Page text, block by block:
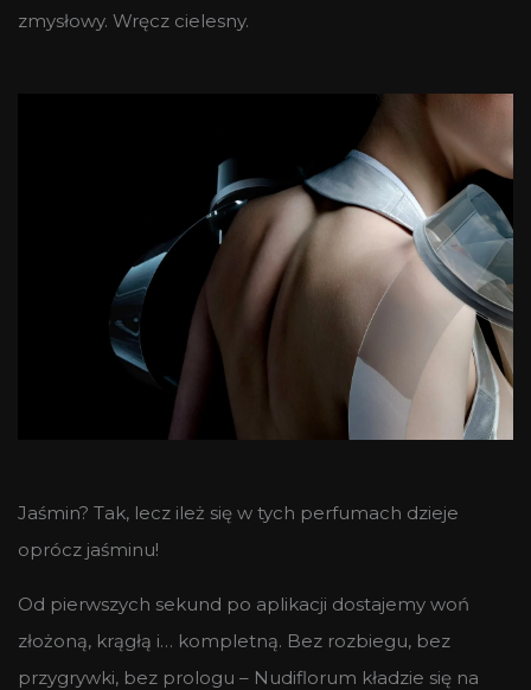
zmysłowy. Wręcz cielesny.
Jaśmin? Tak, lecz ileż się w tych perfumach dzieje
oprócz jaśminu!
Od pierwszych sekund po aplikacji dostajemy woń
złożoną, krągłą i… kompletną. Bez rozbiegu, bez
przygrywki, bez prologu – Nudiflorum kładzie się na